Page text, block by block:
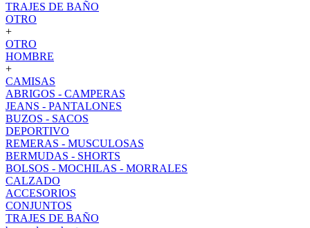
TRAJES DE BAÑO
OTRO
+
OTRO
HOMBRE
+
CAMISAS
ABRIGOS - CAMPERAS
JEANS - PANTALONES
BUZOS - SACOS
DEPORTIVO
REMERAS - MUSCULOSAS
BERMUDAS - SHORTS
BOLSOS - MOCHILAS - MORRALES
CALZADO
ACCESORIOS
CONJUNTOS
TRAJES DE BAÑO